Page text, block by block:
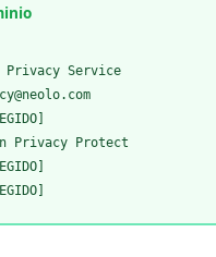
Privacy Service
Privacy Protect